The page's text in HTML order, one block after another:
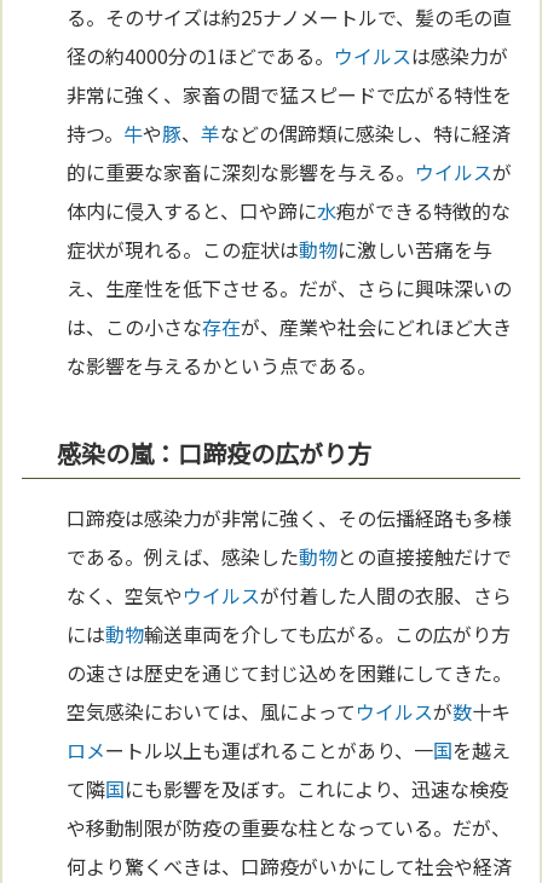
る。そのサイズは約25ナノメートルで、髪の毛の直
径の約4000分の1ほどである。 ウイルスは感染力が
非常に強く、家畜の間で猛スピードで広がる特性を
持つ。 牛や豚、羊などの偶蹄類に感染し、特に経済
的に重要な家畜に深刻な影響を与える。 ウイルスが
体内に侵入すると、口や蹄に水疱ができる特徴的な
症状が現れる。この症状は動物に激しい苦痛を与
え、生産性を低下させる。だが、さらに興味深いの
は、この小さな存在が、産業や社会にどれほど大き
な影響を与えるかという点である。
感染の嵐：口蹄疫の広がり方
口蹄疫は感染力が非常に強く、その伝播経路も多様
である。例えば、感染した動物との直接接触だけで
なく、空気やウイルスが付着した人間の衣服、さら
には動物輸送車両を介しても広がる。この広がり方
の速さは歴史を通じて封じ込めを困難にしてきた。
空気感染においては、風によってウイルスが数十キ
ロメートル以上も運ばれることがあり、一国を越え
て隣国にも影響を及ぼす。これにより、迅速な検疫
や移動制限が防疫の重要な柱となっている。だが、
何より驚くべきは、口蹄疫がいかにして社会や経済